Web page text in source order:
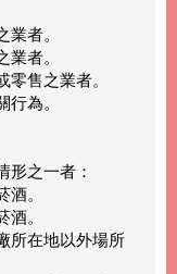
者。
者。
售之業者。
為。
形之一者：
。
。
所在地以外場所